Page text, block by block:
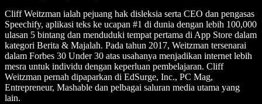
Cliff Weitzman ialah pejuang hak disleksia serta CEO dan pengasas
Speechify, aplikasi teks ke ucapan #1 di dunia dengan lebih 100,000
ulasan 5 bintang dan menduduki tempat pertama di App Store dalam
kategori Berita & Majalah. Pada tahun 2017, Weitzman tersenarai
dalam Forbes 30 Under 30 atas usahanya menjadikan internet lebih
mesra untuk individu dengan keperluan pembelajaran. Cliff
Weitzman pernah dipaparkan di EdSurge, Inc., PC Mag,
Entrepreneur, Mashable dan pelbagai saluran media utama yang
lain.